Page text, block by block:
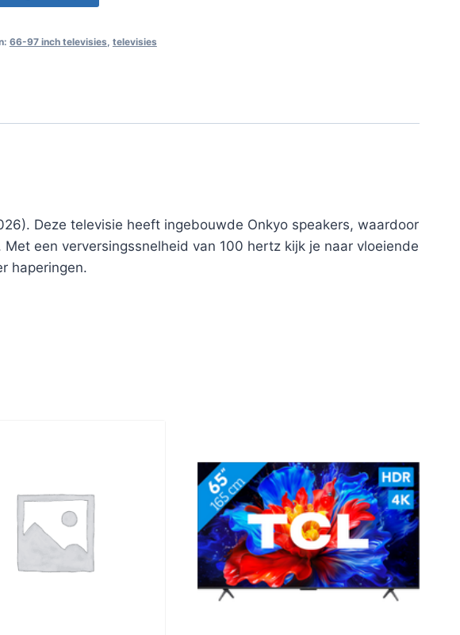
66-97 inch televisies televisies
Deze televisie heeft ingebouwde Onkyo speakers, waardoor
een verversingssnelheid van 100 hertz kijk je naar vloeiende
haperingen.